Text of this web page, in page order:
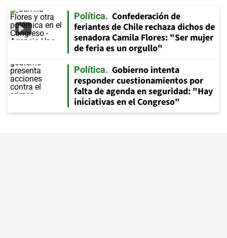
Política
Confederación de
feriantes de Chile rechaza dichos de
senadora Camila Flores: "Ser mujer
de feria es un orgullo"
Política
Gobierno intenta
responder cuestionamientos por
falta de agenda en seguridad: "Hay
iniciativas en el Congreso"